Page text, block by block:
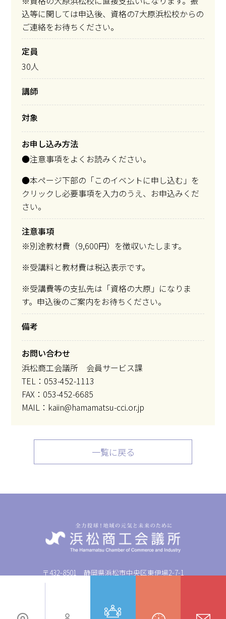
込等に関しては申込後、資格の7大原浜松校からの
ご連絡をお待ちください。
定員
30人
講師
対象
お申し込み方法
●注意事項をよくお読みください。
●本ページ下部の「このイベントに申し込む」を
クリックし必要事項を入力のうえ、お申込みくだ
さい。
注意事項
※別途教材費（9,600円）を徴収いたします。
※受講料と教材費は税込表示です。
※受講費等の支払先は「資格の大原」になりま
す。申込後のご案内をお待ちください。
備考
お問い合わせ
浜松商工会議所 会員サービス課
TEL：053-452-1113
FAX：053-452-6685
MAIL：kaiin@hamamatsu-cci.or.jp
一覧に戻る
〒432-8501 静岡県浜松市中央区東伊場2-7-1